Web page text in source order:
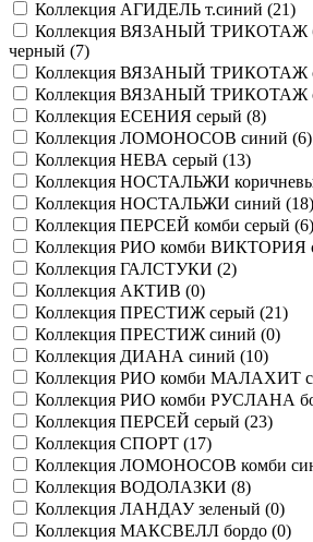
Коллекция АГИДЕЛЬ т.синий (21)
Коллекция ВЯЗАНЫЙ ТРИКОТАЖ
черный (7)
Коллекция ВЯЗАНЫЙ ТРИКОТАЖ
Коллекция ВЯЗАНЫЙ ТРИКОТАЖ
Коллекция ЕСЕНИЯ серый (8)
Коллекция ЛОМОНОСОВ синий (6)
Коллекция НЕВА серый (13)
Коллекция НОСТАЛЬЖИ
Коллекция НОСТАЛЬЖИ синий (18)
Коллекция ПЕРСЕЙ комби серый (6)
Коллекция РИО комби ВИКТОРИЯ
Коллекция ГАЛСТУКИ (2)
Коллекция АКТИВ (0)
Коллекция ПРЕСТИЖ серый (21)
Коллекция ПРЕСТИЖ синий (0)
Коллекция ДИАНА синий (10)
Коллекция РИО комби МАЛАХИТ
Коллекция РИО комби РУСЛАНА
Коллекция ПЕРСЕЙ серый (23)
Коллекция СПОРТ (17)
Коллекция ЛОМОНОСОВ комби
Коллекция ВОДОЛАЗКИ (8)
Коллекция ЛАНДАУ зеленый (0)
Коллекция МАКСВЕЛЛ бордо (0)